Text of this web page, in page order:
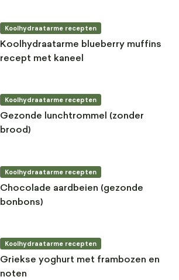
Koolhydraatarme recepten
Koolhydraatarme blueberry muffins
recept met kaneel
Koolhydraatarme recepten
Gezonde lunchtrommel (zonder
brood)
Koolhydraatarme recepten
Chocolade aardbeien (gezonde
bonbons)
Koolhydraatarme recepten
Griekse yoghurt met frambozen en
noten